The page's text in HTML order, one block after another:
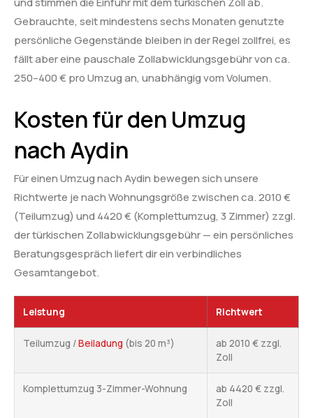
Gebrauchte, seit mindestens sechs Monaten genutzte
persönliche Gegenstände bleiben in der Regel zollfrei, es
fällt aber eine pauschale Zollabwicklungsgebühr von ca.
250–400 € pro Umzug an, unabhängig vom Volumen.
Kosten für den Umzug
nach Aydin
Für einen Umzug nach Aydin bewegen sich unsere
Richtwerte je nach Wohnungsgröße zwischen ca. 2010 €
(Teilumzug) und 4420 € (Komplettumzug, 3 Zimmer) zzgl.
der türkischen Zollabwicklungsgebühr — ein persönliches
Beratungsgespräch liefert dir ein verbindliches
Gesamtangebot.
Leistung Richtwert
Teilumzug /Beiladung (bis 20 m³)
ab 2010 € zzgl.
Zoll
Komplettumzug 3-Zimmer-Wohnung
ab 4420 € zzgl.
Zoll